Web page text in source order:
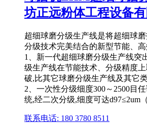
坊正远粉体工程设备
超细球磨分级生产线是将超细球
分级技术完美结合的新型节能、高
1、新一代超细球磨分级生产线突
级生产线在节能技术、分级精度
破,比其它球磨分级生产线及其它
2、一次性分级细度300～2500目
统,经二次分级,细度可达d97≤2um
联系电话: 180 3780 8511